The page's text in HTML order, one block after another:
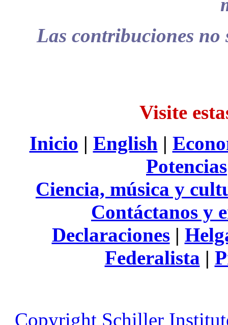
Las contribuciones no
Visite
Inicio | English |
Potencias
Ciencia, música y
Contáctanos y
Declaraciones|
Federalista |
Copyright Schiller